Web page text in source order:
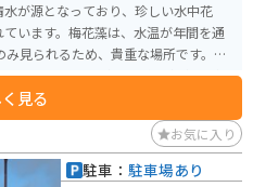
が源となっており、珍しい水中花
います。梅花藻は、水温が年間を通
見られるため、貴重な場所です。小
ます。居醒の清水は平成の名水100選
貴重な淡水魚「ハリヨ」の生息地で
々な撮影スポットがあります。
見る
お気に入り
駐車： 駐車場あり